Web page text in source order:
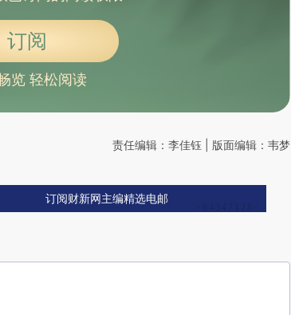
订阅
览 轻松阅读
责任编辑：李佳钰 | 版面编辑：韦梦
订阅财新网主编精选电邮